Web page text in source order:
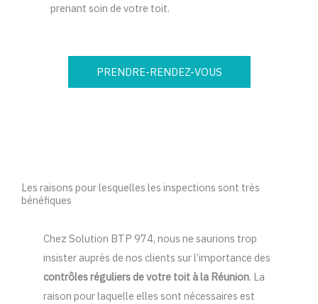
prenant soin de votre toit.
PRENDRE-RENDEZ-VOUS
Les raisons pour lesquelles les inspections sont très
bénéfiques
Chez Solution BTP 974, nous ne saurions trop
insister auprès de nos clients sur l’importance des
contrôles réguliers de votre toit à la Réunion. La
raison pour laquelle elles sont nécessaires est